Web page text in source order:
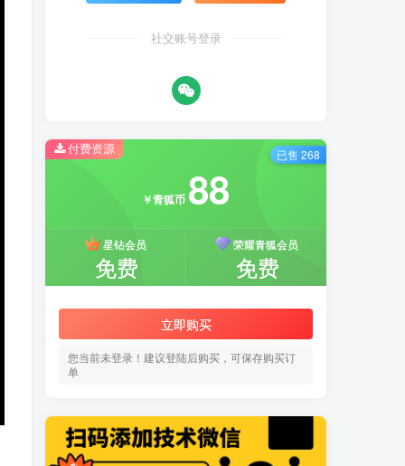
社交账号登录
付费资源
￥青狐币 88
星钻会员
免费
荣耀青狐会员
免费
立即购买
您当前未登录！建议登陆后购买，可保存购买订
单
已售 268